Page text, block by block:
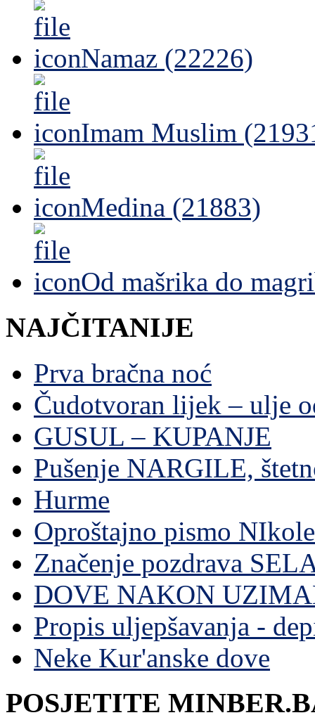
Namaz (22226)
Imam Muslim
Medina (21883)
Od mašrika do
NAJČITANIJE
Prva bračna noć
Čudotvoran lijek – ulje
GUSUL – KUPANJE
Pušenje NARGILE,
Hurme
Oproštajno pismo
Značenje pozdrava
DOVE NAKON
Propis uljepšavanja -
Neke Kur'anske dove
POSJETITE